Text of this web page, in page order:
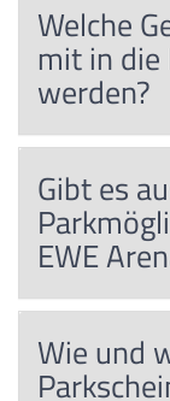
Welche
mit in die
werden?
Gibt es
EWE
Wie und